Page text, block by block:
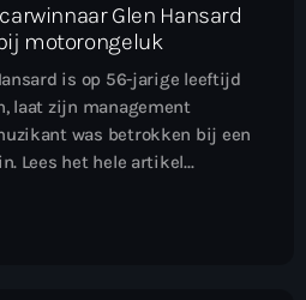
Glen Hansard
motorongeluk
is op 56-jarige leeftijd
laat zijn management
was betrokken bij een
Lees het hele artikel...